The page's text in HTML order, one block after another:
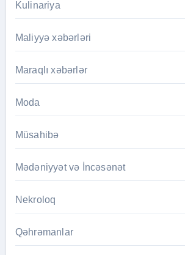
Kulinariya
Maliyyə xəbərləri
Maraqlı xəbərlər
Moda
Müsahibə
Mədəniyyət və İncəsənət
Nekroloq
Qəhrəmanlar